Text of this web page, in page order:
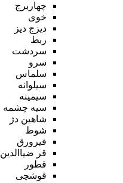
چهاربرج
خوی
دیزج دیز
ربط
سردشت
سرو
سلماس
سیلوانه
سیمینه
سیه چشمه
شاهین دژ
شوط
فیرورق
قر ضیاالدین
قطور
قوشچی